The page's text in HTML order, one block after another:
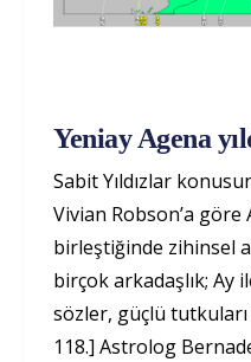
Yeniay Agena
Sabit Yıldızlar
Vivian Robson’a göre
birleştiğinde zihinsel
birçok arkadaşlık; Ay
sözler, güçlü
118.] Astrolog